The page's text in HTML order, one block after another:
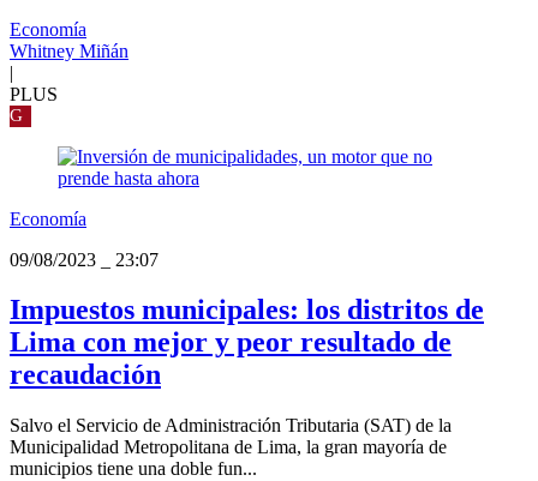
Economía
Whitney Miñán
|
PLUS
G
Economía
09/08/2023
23:07
Impuestos municipales: los distritos de
Lima con mejor y peor resultado de
recaudación
Salvo el Servicio de Administración Tributaria (SAT) de la
Municipalidad Metropolitana de Lima, la gran mayoría de
municipios tiene una doble fun...